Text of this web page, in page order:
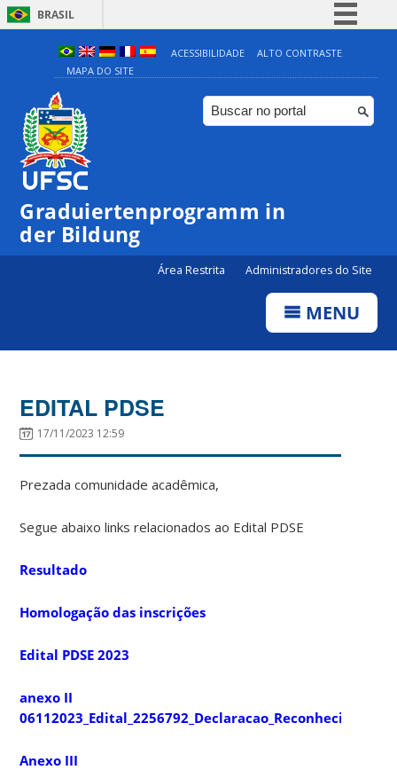
BRASIL
Simplifique!
Comunica BR
Participe
ACESSIBILIDADE
ALTO CONTRASTE
MAPA DO SITE
Graduiertenprogramm in
der Bildung
Área Restrita Administradores do Site
MENU
EDITAL PDSE
17/11/2023 12:59
Prezada comunidade acadêmica,
Segue abaixo links relacionados ao Edital PDSE
Resultado
Homologação das inscrições
Edital PDSE 2023
anexo II
Anexo III